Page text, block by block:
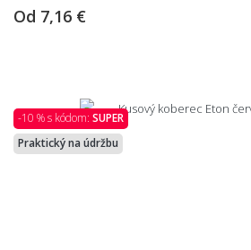
Od 7,16 €
-10 % s kódom: SUPER
Praktický na údržbu